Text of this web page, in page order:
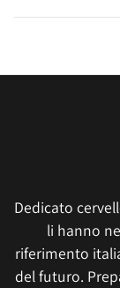
Dedicato
li hanno
riferimento
del futuro.